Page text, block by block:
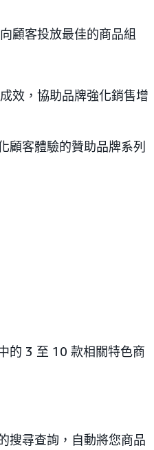
顧客投放最佳的商品組
效，協助品牌強化銷售增
顧客體驗的贊助品牌系列
的 3 至 10 款相關特色商
搜尋查詢，自動將您商品